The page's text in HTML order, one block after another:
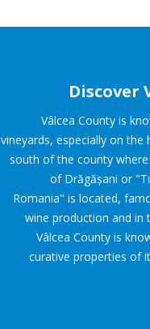
Discover
Vâlcea County is
vineyards, especially on the
south of the county
of Drăgășani or
Romania" is located,
wine production and in
Vâlcea County is
curative properties of